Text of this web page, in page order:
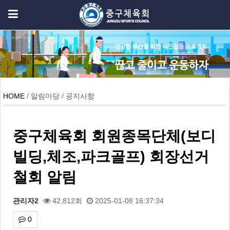
HOME / 알림마당 / 공지사항
중구체육회 회원종목단체(보디
빌딩,체조,파크골프) 회장선거
철회 알림
관리자2 42,812회 2025-01-08 16:37:34
0